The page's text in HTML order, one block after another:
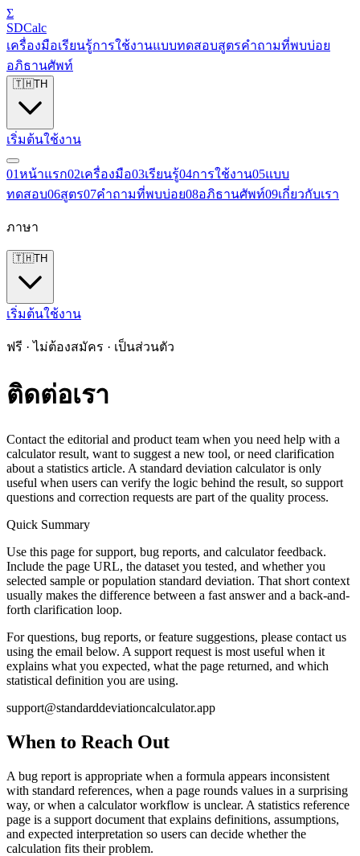
Σ
SDCalc
เครื่องมือเรียนรู้การใช้งานแบบทดสอบสูตรคำถามที่พบบ่อย
อภิธานศัพท์
🇹🇭TH
เริ่มต้นใช้งาน
01หน้าแรก02เครื่องมือ03เรียนรู้04การใช้งาน05แบบ
ทดสอบ06สูตร07คำถามที่พบบ่อย08อภิธานศัพท์09เกี่ยวกับเรา
ภาษา
🇹🇭TH
เริ่มต้นใช้งาน
ฟรี · ไม่ต้องสมัคร · เป็นส่วนตัว
ติดต่อเรา
Contact the editorial and product team when you need help with a
calculator result, want to suggest a new tool, or need clarification
about a statistics article. A standard deviation calculator is only
useful when users can verify the logic behind the result, so support
questions and correction requests are part of the quality process.
Quick Summary
Use this page for support, bug reports, and calculator feedback.
Include the page URL, the dataset you tested, and whether you
selected sample or population standard deviation. That short context
usually makes the difference between a fast answer and a back-and-
forth clarification loop.
For questions, bug reports, or feature suggestions, please contact us
using the email below. A support request is most useful when it
explains what you expected, what the page returned, and which
statistical definition you are using.
support@standarddeviationcalculator.app
When to Reach Out
A bug report is appropriate when a formula appears inconsistent
with standard references, when a page rounds values in a surprising
way, or when a calculator workflow is unclear. A statistics reference
page is a support document that explains definitions, assumptions,
and expected interpretation so users can decide whether the
calculation fits their problem.